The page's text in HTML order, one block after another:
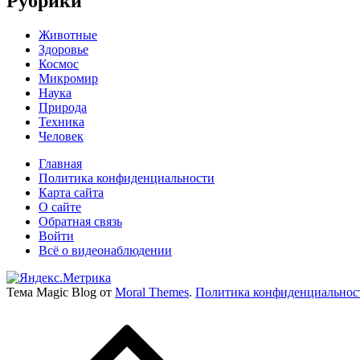
Животные
Здоровье
Космос
Микромир
Наука
Природа
Техника
Человек
Главная
Политика конфиденциальности
Карта сайта
О сайте
Обратная связь
Войти
Всё о видеонаблюдении
Тема Magic Blog от Moral Themes. Политика